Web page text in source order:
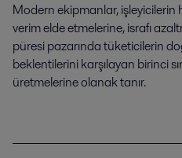
Modern ekipmanlar,
verim elde etmelerine, israfı
püresi pazarında tüketicilerin
beklentilerini karşılayan birinci
üretmelerine olanak tanır.